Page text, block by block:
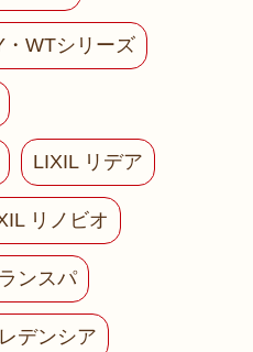
WTシリーズ
LIXIL リデア
リノビオ
ンスパ
デンシア